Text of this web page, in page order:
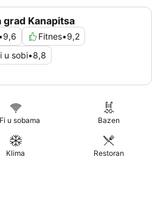
grad Kanapitsa
9,6 Fitnes•9,2
u sobi•8,8
u sobama Bazen
Klima Restoran